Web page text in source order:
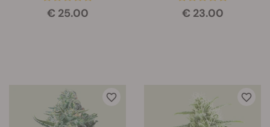
€ 25.00 € 23.00